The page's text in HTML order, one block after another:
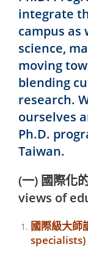
integrate
campus as
science,
moving
blending
research.
ourselves
Ph.D.
Taiwan.
(一) 國際化
views of
國際級大
specialists)